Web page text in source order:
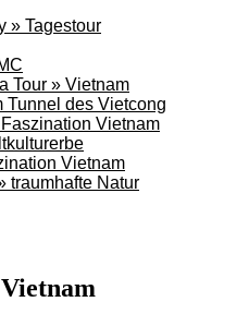
» Tagestour
Tour » Vietnam
Tunnel des Vietcong
Vietnam
Vietnam
traumhafte Natur